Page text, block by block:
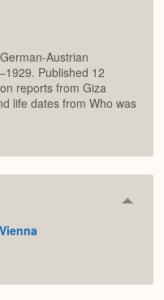
Austrian
Published 12
reports from Giza
life dates from Who was